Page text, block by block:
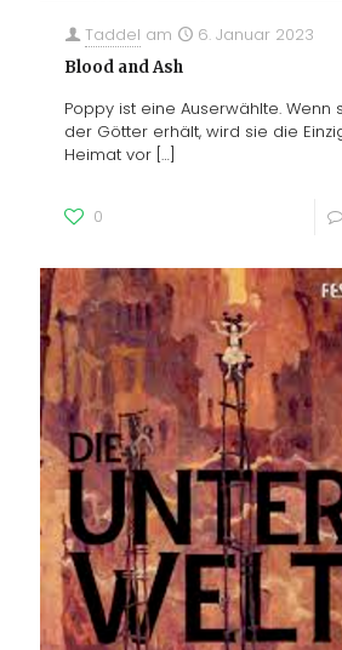
Taddel am 6. Januar 2023
Blood and Ash
Poppy ist eine Auserwählte. Wenn
der Götter erhält, wird sie die
Heimat vor […]
0